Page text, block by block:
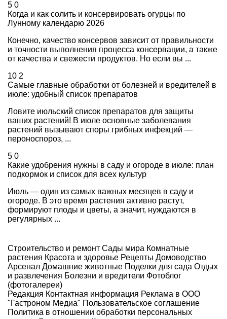
5 0
Когда и как солить и консервировать огурцы по
Лунному календарю 2026
Конечно, качество консервов зависит от правильности
и точности выполнения процесса консервации, а также
от качества и свежести продуктов. Но если вы ...
10 2
Самые главные обработки от болезней и вредителей в
июле: удобный список препаратов
Ловите июльский список препаратов для защиты
ваших растений! В июле основные заболевания
растений вызывают споры грибных инфекций —
пероноспороз, ...
5 0
Какие удобрения нужны в саду и огороде в июле: план
подкормок и список для всех культур
Июль — один из самых важных месяцев в саду и
огороде. В это время растения активно растут,
формируют плоды и цветы, а значит, нуждаются в
регулярных ...
Строительство и ремонт Сады мира Комнатные
растения Красота и здоровье Рецепты Домоводство
Арсенал Домашние животные Поделки для сада Отдых
и развлечения Болезни и вредители Фотоблог
(фотогалереи)
Редакция Контактная информация Реклама в ООО
"Гастроном Медиа" Пользовательское соглашение
Политика в отношении обработки персональных